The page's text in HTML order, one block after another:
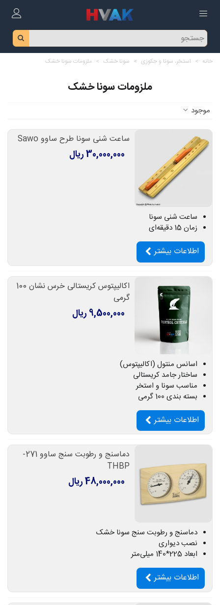
خانه > استخر، سونا و جکوزی > سونا خشک > ملزومات سونا خشک
ملزومات سونا خشک
موجود
ساعت شنی سونا طرح ساوو Sawo
30,000,000 ریال
ساعت شنی سونا
زمان 15 دقیقه‌ای
اطلاعات بیشتر
اکالیپتوس کریستالی خرس نشان 100
گرمی
9,500,000 ریال
اسانس منتول (اکالیپتوس)
ساختار جامد کریستالی
مناسب سونا و استخر
بسته بندی 100 گرمی
اطلاعات بیشتر
دماسنج و رطوبت سنج ساوو 271-
THBP
48,000,000 ریال
دماسنج و رطوبت سنج سونا خشک
نصب دیواری
ابعاد 225*140 میلی‌متر
اطلاعات بیشتر